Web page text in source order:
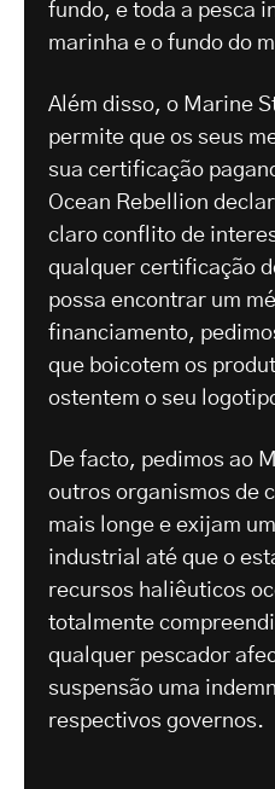
fundo, e toda a pesca
marinha e o fundo do
Além disso, o Marine
permite que os seus
sua certificação
Ocean Rebellion
claro conflito de
qualquer certificação
possa encontrar um
financiamento,
que boicotem os
ostentem o seu
De facto, pedimos ao
outros organismos de
mais longe e exijam
industrial até que o
recursos haliêuticos
totalmente
qualquer pescador
suspensão uma
respectivos governos.